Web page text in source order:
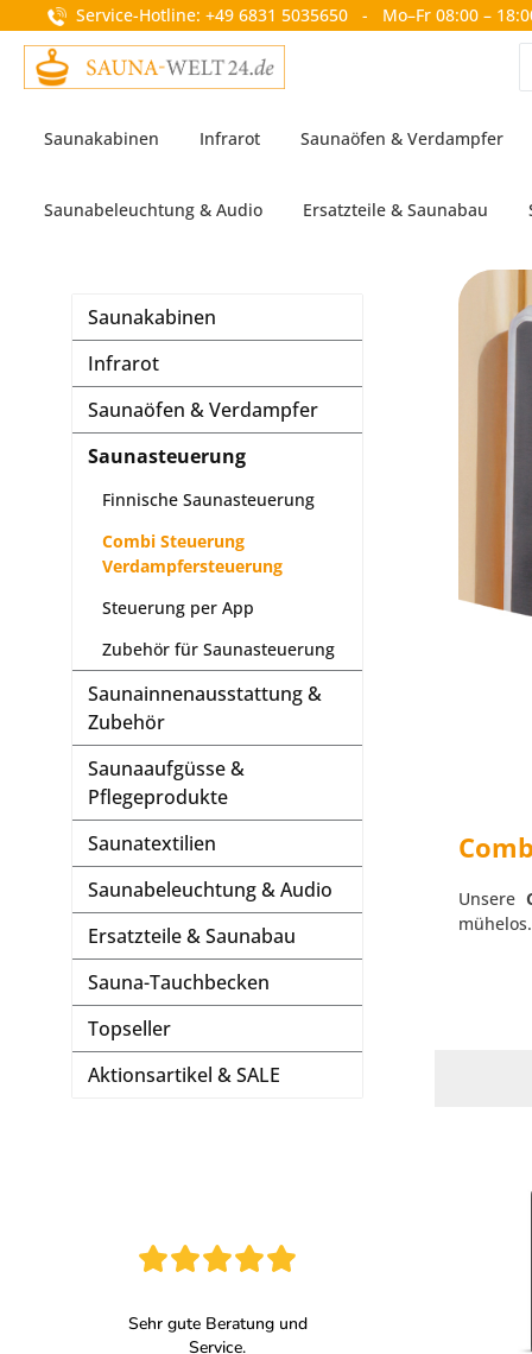
Zur Hauptnavigation springen
Service-Hotline: +49 6831 5035650 - Mo–Fr 08:00 –
Saunakabinen Infrarot Saunaöfen & Verdampfer
Saunabeleuchtung & Audio Ersatzteile & Saunabau
Saunakabinen
Infrarot
Saunaöfen & Verdampfer
Saunasteuerung
Finnische Saunasteuerung
Combi Steuerung
Verdampfersteuerung
Steuerung per App
Zubehör für Saunasteuerung
Saunainnenausstattung &
Zubehör
Saunaaufgüsse &
Pflegeprodukte
Saunatextilien
Saunabeleuchtung & Audio
Ersatzteile & Saunabau
Sauna-Tauchbecken
Topseller
Aktionsartikel & SALE
Unsere